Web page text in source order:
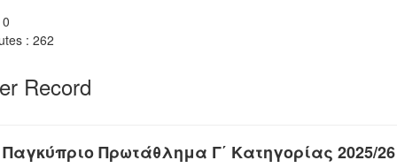
: 262
Record
Παγκύπριο Πρωτάθλημα Γ΄ Κατηγορίας 2025/26